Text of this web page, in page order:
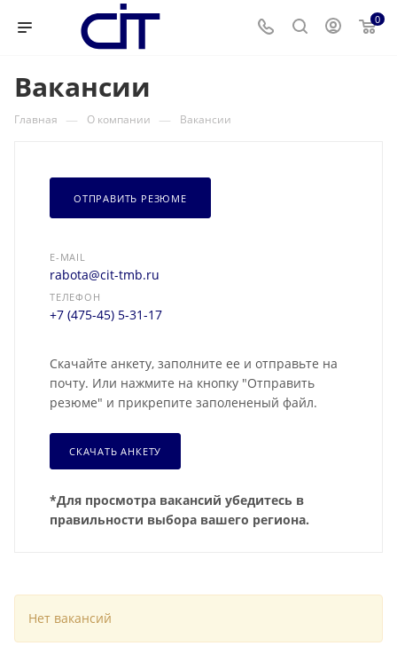
0
Вакансии
Главная — О компании — Вакансии
ОТПРАВИТЬ РЕЗЮМЕ
E-MAIL
rabota@cit-tmb.ru
ТЕЛЕФОН
+7 (475-45) 5-31-17
Скачайте анкету, заполните ее и отправьте на
почту. Или нажмите на кнопку "Отправить
резюме" и прикрепите заполененый файл.
СКАЧАТЬ АНКЕТУ
*Для просмотра вакансий убедитесь в
правильности выбора вашего региона.
Нет вакансий